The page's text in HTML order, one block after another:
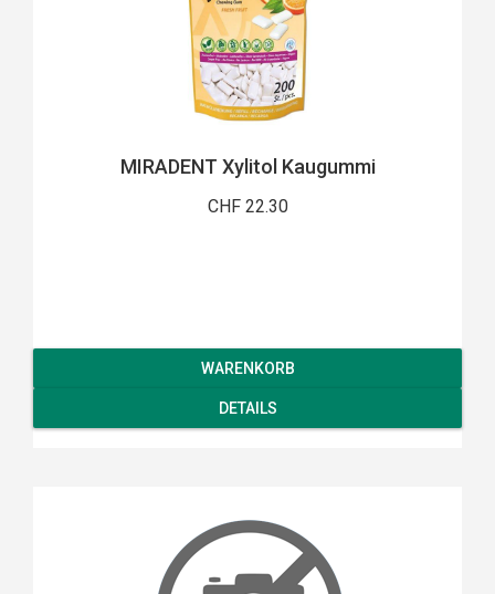
MIRADENT Xylitol Kaugummi
CHF 22.30
WARENKORB
DETAILS